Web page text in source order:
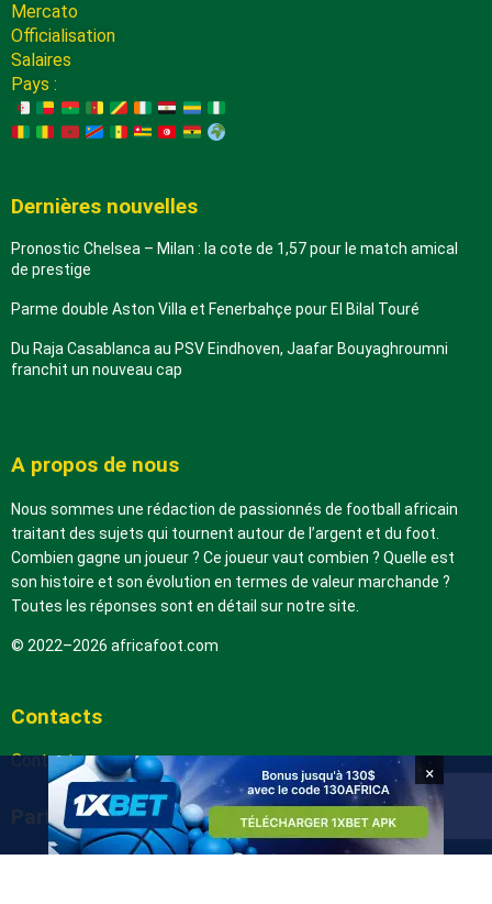
Mercato
Officialisation
Salaires
Pays :
Dernières nouvelles
Pronostic Chelsea – Milan : la cote de 1,57 pour le match amical
de prestige
Parme double Aston Villa et Fenerbahçe pour El Bilal Touré
Du Raja Casablanca au PSV Eindhoven, Jaafar Bouyaghroumni
franchit un nouveau cap
A propos de nous
Nous sommes une rédaction de passionnés de football africain
traitant des sujets qui tournent autour de l’argent et du foot.
Combien gagne un joueur ? Ce joueur vaut combien ? Quelle est
son histoire et son évolution en termes de valeur marchande ?
Toutes les réponses sont en détail sur notre site.
© 2022–2026 africafoot.com
Contacts
Contactez-nous
Partenaires
arabic.africafoot.com
×